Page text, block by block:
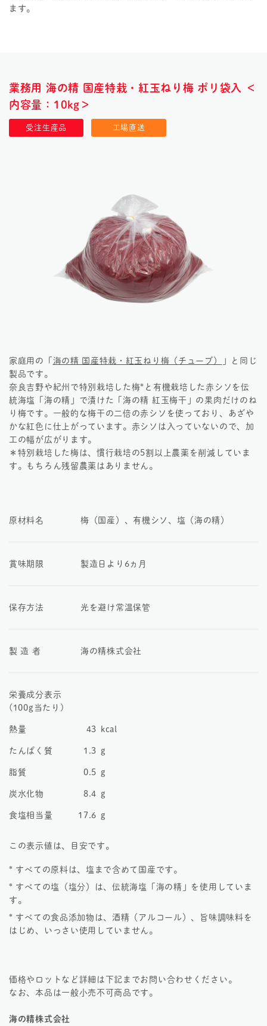
ます。
業務用 海の精 国産特栽・紅玉ねり梅 ポリ袋入 ＜
内容量：10kg＞
受注生産品 工場直送
家庭用の「 海の精 国産特栽・紅玉ねり梅（チューブ）
」と同じ
製品です。
奈良吉野や紀州で特別栽培した梅*と有機栽培した赤シソを伝
統海塩「海の精」で漬けた「海の精 紅玉梅干」の果肉だけのね
り梅です。一般的な梅干の二倍の赤シソを使っており、あざや
かな紅色に仕上がっています。赤シソは入っていないので、加
工の幅が広がります。
＊特別栽培した梅は、慣行栽培の5割以上農薬を削減していま
す。もちろん残留農薬はありません。
原材料名 梅（国産）、有機シソ、塩（海の精）
賞味期限 製造日より6ヵ月
保存方法 光を避け常温保管
製 造 者 海の精株式会社
栄養成分表示
(100g当たり)
熱量 43 kcal
たんぱく質 1.3 g
脂質 0.5 g
炭水化物 8.4 g
食塩相当量 17.6 g
この表示値は、目安です。
* すべての原料は、塩まで含めて国産です。
* すべての塩（塩分）は、伝統海塩「海の精」を使用していま
す。
* すべての食品添加物は、酒精（アルコール）、旨味調味料を
はじめ、いっさい使用していません。
価格やロットなど詳細は下記までお問い合わせください。
なお、本品は一般小売不可商品です。
海の精株式会社